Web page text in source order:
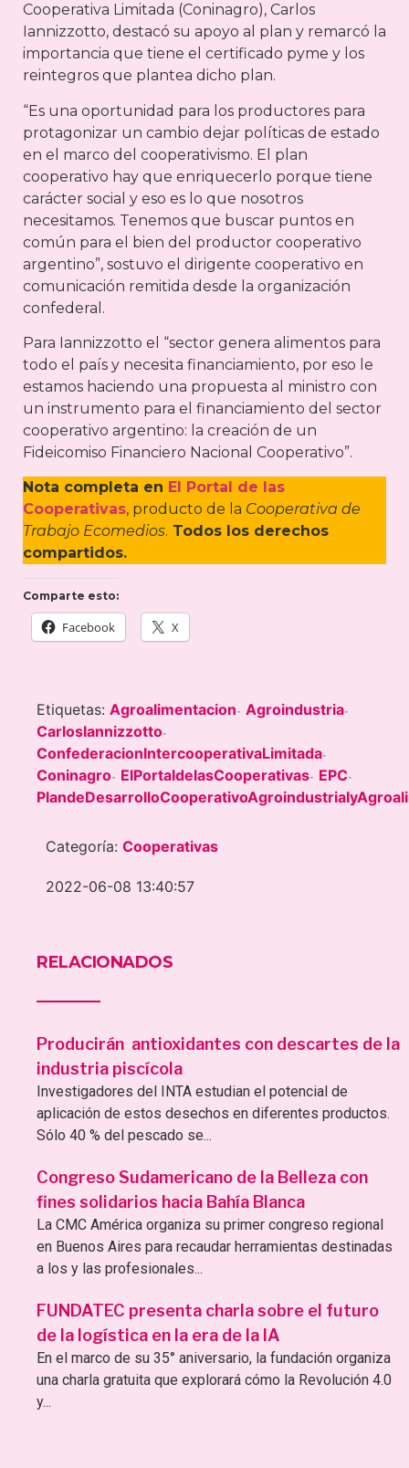
Cooperativa Limitada (Coninagro), Carlos
Iannizzotto, destacó su apoyo al plan y remarcó la
importancia que tiene el certificado pyme y los
reintegros que plantea dicho plan.
“Es una oportunidad para los productores para
protagonizar un cambio dejar políticas de estado
en el marco del cooperativismo. El plan
cooperativo hay que enriquecerlo porque tiene
carácter social y eso es lo que nosotros
necesitamos. Tenemos que buscar puntos en
común para el bien del productor cooperativo
argentino”, sostuvo el dirigente cooperativo en
comunicación remitida desde la organización
confederal.
Para Iannizzotto el “sector genera alimentos para
todo el país y necesita financiamiento, por eso le
estamos haciendo una propuesta al ministro con
un instrumento para el financiamiento del sector
cooperativo argentino: la creación de un
Fideicomiso Financiero Nacional Cooperativo”.
Nota completa en El Portal de las
Cooperativas, producto de la Cooperativa de
Trabajo Ecomedios. Todos los derechos
compartidos.
Comparte esto:
Facebook X
Etiquetas: Agroalimentacion- Agroindustria-
CarlosIannizzotto-
ConfederacionIntercooperativaLimitada-
Coninagro- ElPortaldelasCooperativas- EPC-
Categoría: Cooperativas
2022-06-08 13:40:57
RELACIONADOS
Producirán antioxidantes con descartes de la
industria piscícola
Investigadores del INTA estudian el potencial de
aplicación de estos desechos en diferentes productos.
Sólo 40 % del pescado se...
Congreso Sudamericano de la Belleza con
fines solidarios hacia Bahía Blanca
La CMC América organiza su primer congreso regional
en Buenos Aires para recaudar herramientas destinadas
a los y las profesionales...
FUNDATEC presenta charla sobre el futuro
de la logística en la era de la IA
En el marco de su 35° aniversario, la fundación organiza
una charla gratuita que explorará cómo la Revolución 4.0
y...